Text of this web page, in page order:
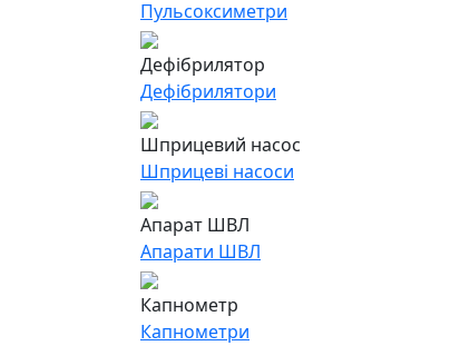
Пульсоксиметри
Дефібрилятор
Дефібрилятори
Шприцевий насос
Шприцеві насоси
Апарат ШВЛ
Апарати ШВЛ
Капнометр
Капнометри